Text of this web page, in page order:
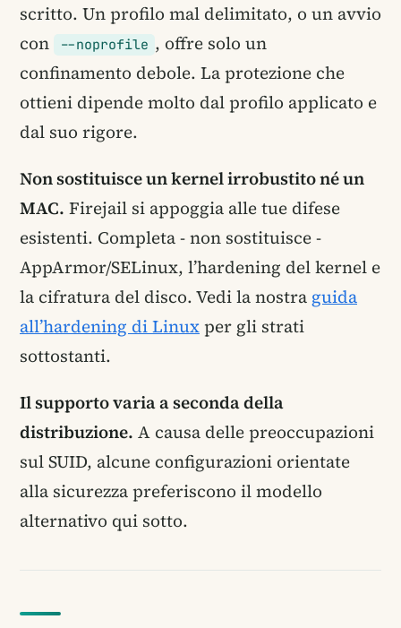
scritto. Un profilo mal delimitato, o un avvio
con
--noprofile , offre solo un
confinamento debole. La protezione che
ottieni dipende molto dal profilo applicato e
dal suo rigore.
Non sostituisce un kernel irrobustito né un
MAC. Firejail si appoggia alle tue difese
esistenti. Completa - non sostituisce -
AppArmor/SELinux, l’hardening del kernel e
la cifratura del disco. Vedi la nostra guida
all’hardening di Linuxper gli strati
sottostanti.
Il supporto varia a seconda della
distribuzione. A causa delle preoccupazioni
sul SUID, alcune configurazioni orientate
alla sicurezza preferiscono il modello
alternativo qui sotto.